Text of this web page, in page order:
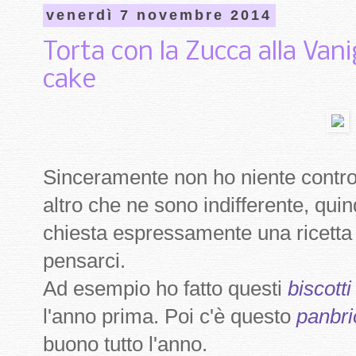
venerdì 7 novembre 2014
Torta con la Zucca alla
cake
Sinceramente non ho niente
altro che ne sono indifferente,
chiesta espressamente una
pensarci.
Ad esempio ho fatto questi biscotti
l'anno prima. Poi c'è questo
buono tutto l'anno.